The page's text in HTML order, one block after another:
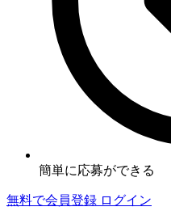
簡単に応募ができる
無料で会員登録 ログイン